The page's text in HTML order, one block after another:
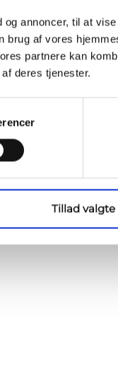
annoncer, til at
af vores
partnere kan
deres tjenester.
Tillad valgte
skinne
Lastadskiller